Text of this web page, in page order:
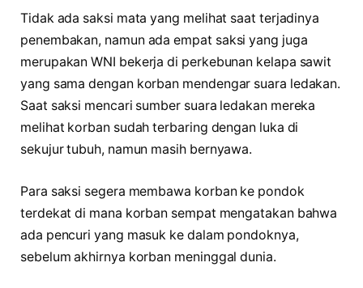
Tidak ada saksi mata yang melihat saat terjadinya
penembakan, namun ada empat saksi yang juga
merupakan WNI bekerja di perkebunan kelapa sawit
yang sama dengan korban mendengar suara ledakan.
Saat saksi mencari sumber suara ledakan mereka
melihat korban sudah terbaring dengan luka di
sekujur tubuh, namun masih bernyawa.
Para saksi segera membawa korban ke pondok
terdekat di mana korban sempat mengatakan bahwa
ada pencuri yang masuk ke dalam pondoknya,
sebelum akhirnya korban meninggal dunia.